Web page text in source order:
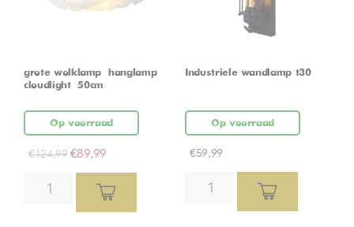
grote wolklamp – hanglamp –
cloudlight – 50cm
Op voorraad
€124,99 €89,99
Industriele wandlamp t30
Op voorraad
€59,99